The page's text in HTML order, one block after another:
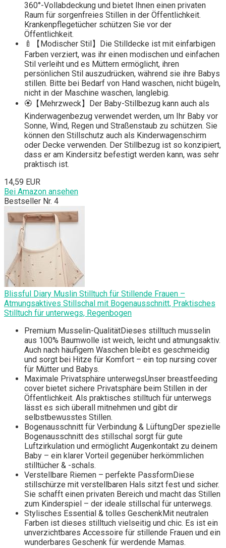
360°-Vollabdeckung und bietet Ihnen einen privaten
Raum für sorgenfreies Stillen in der Öffentlichkeit.
Krankenpflegetücher schützen Sie vor der
Öffentlichkeit.
🍼【Modischer Stil】Die Stilldecke ist mit einfarbigen
Farben verziert, was ihr einen modischen und einfachen
Stil verleiht und es Müttern ermöglicht, ihren
persönlichen Stil auszudrücken, während sie ihre Babys
stillen. Bitte bei Bedarf von Hand waschen, nicht bügeln,
nicht in der Maschine waschen, langlebig.
🏵️【Mehrzweck】Der Baby-Stillbezug kann auch als
Kinderwagenbezug verwendet werden, um Ihr Baby vor
Sonne, Wind, Regen und Straßenstaub zu schützen. Sie
können den Stillschutz auch als Kinderwagenschirm
oder Decke verwenden. Der Stillbezug ist so konzipiert,
dass er am Kindersitz befestigt werden kann, was sehr
praktisch ist.
14,59 EUR
Bei Amazon ansehen
Bestseller Nr. 4
Blissful Diary Muslin Stilltuch für Stillende Frauen –
Atmungsaktives Stillschal mit Bogenausschnitt, Praktisches
Stilltuch für unterwegs, Regenbogen
Premium Musselin-QualitätDieses stilltuch musselin
aus 100% Baumwolle ist weich, leicht und atmungsaktiv.
Auch nach häufigem Waschen bleibt es geschmeidig
und sorgt bei Hitze für Komfort – ein top nursing cover
für Mütter und Babys.
Maximale Privatsphäre unterwegsUnser breastfeeding
cover bietet sichere Privatsphäre beim Stillen in der
Öffentlichkeit. Als praktisches stilltuch für unterwegs
lässt es sich überall mitnehmen und gibt dir
selbstbewusstes Stillen.
Bogenausschnitt für Verbindung & LüftungDer spezielle
Bogenausschnitt des stillschal sorgt für gute
Luftzirkulation und ermöglicht Augenkontakt zu deinem
Baby – ein klarer Vorteil gegenüber herkömmlichen
stilltücher & -schals.
Verstellbare Riemen – perfekte PassformDiese
stillschürze mit verstellbaren Hals sitzt fest und sicher.
Sie schafft einen privaten Bereich und macht das Stillen
zum Kinderspiel – der ideale stillschal für unterwegs.
Stylisches Essential & tolles GeschenkMit neutralen
Farben ist dieses stilltuch vielseitig und chic. Es ist ein
unverzichtbares Accessoire für stillende Frauen und ein
wunderbares Geschenk für werdende Mamas.